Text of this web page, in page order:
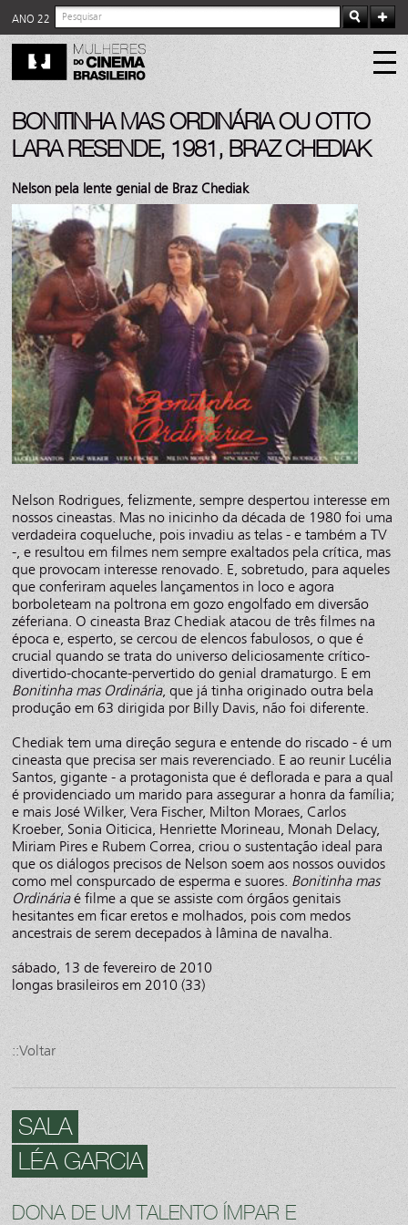
ANO 22
BONITINHA MAS ORDINÁRIA OU OTTO
LARA RESENDE, 1981, BRAZ CHEDIAK
Nelson pela lente genial de Braz Chediak
Nelson Rodrigues, felizmente, sempre despertou interesse em
nossos cineastas. Mas no inicinho da década de 1980 foi uma
verdadeira coqueluche, pois invadiu as telas - e também a TV
-, e resultou em filmes nem sempre exaltados pela crítica, mas
que provocam interesse renovado. E, sobretudo, para aqueles
que conferiram aqueles lançamentos in loco e agora
borboleteam na poltrona em gozo engolfado em diversão
zéferiana. O cineasta Braz Chediak atacou de três filmes na
época e, esperto, se cercou de elencos fabulosos, o que é
crucial quando se trata do universo deliciosamente crítico-
divertido-chocante-pervertido do genial dramaturgo. E em
Bonitinha mas Ordinária, que já tinha originado outra bela
produção em 63 dirigida por Billy Davis, não foi diferente.
Chediak tem uma direção segura e entende do riscado - é um
cineasta que precisa ser mais reverenciado. E ao reunir Lucélia
Santos, gigante - a protagonista que é deflorada e para a qual
é providenciado um marido para assegurar a honra da família;
e mais José Wilker, Vera Fischer, Milton Moraes, Carlos
Kroeber, Sonia Oiticica, Henriette Morineau, Monah Delacy,
Miriam Pires e Rubem Correa, criou o sustentação ideal para
que os diálogos precisos de Nelson soem aos nossos ouvidos
como mel conspurcado de esperma e suores. Bonitinha mas
Ordináriaé filme a que se assiste com órgãos genitais
hesitantes em ficar eretos e molhados, pois com medos
ancestrais de serem decepados à lâmina de navalha.
sábado, 13 de fevereiro de 2010
longas brasileiros em 2010 (33)
::Voltar
SALA
LÉA GARCIA
DONA DE UM TALENTO ÍMPAR E